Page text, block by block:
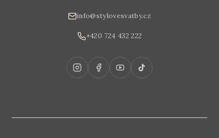
info@stylovesvatby.cz
+420 724 432 222